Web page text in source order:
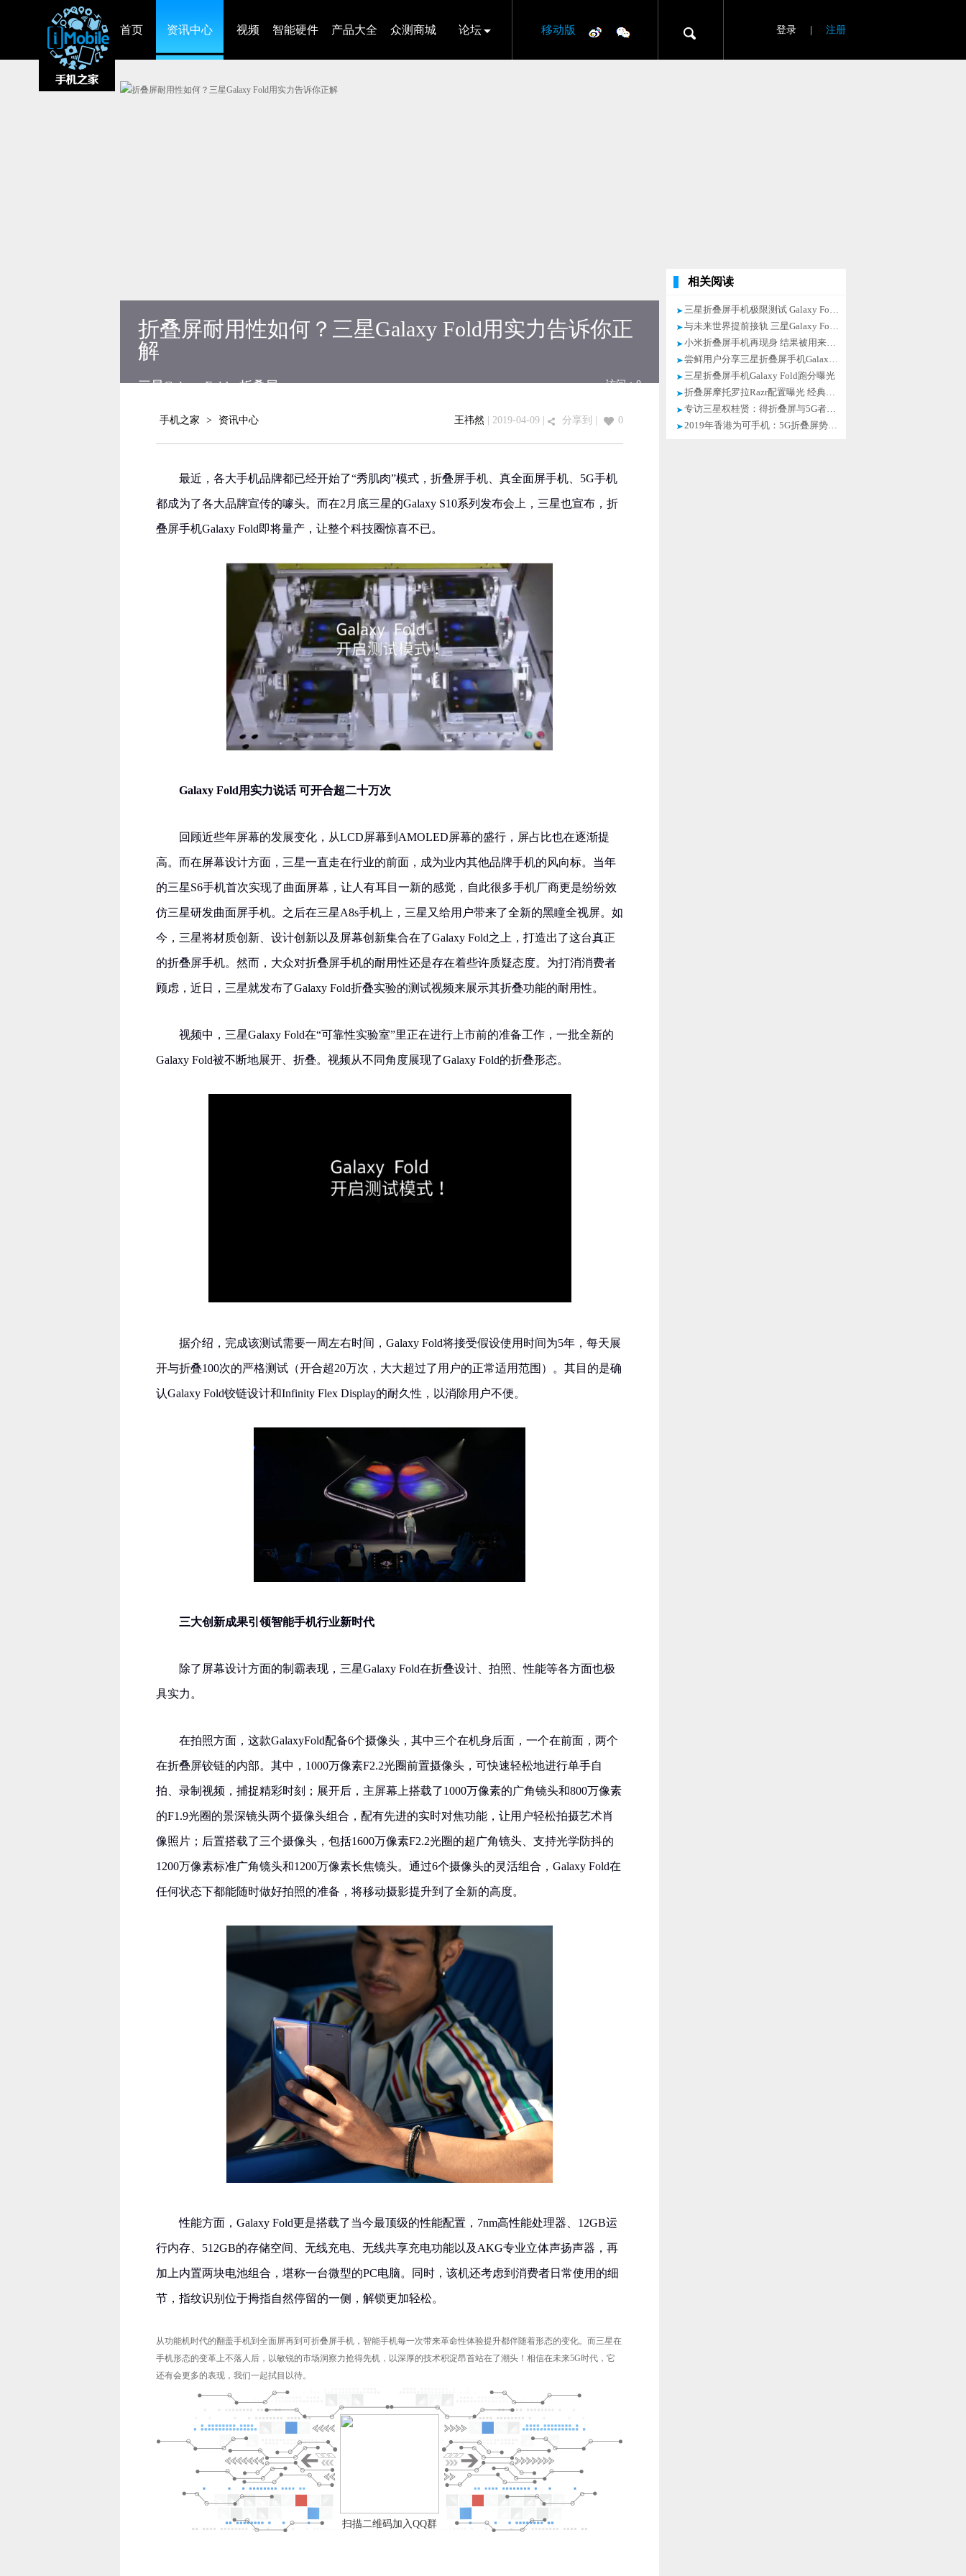
首页 资讯中心 视频 智能硬件 产品大全 众测商城 论坛 移动版 登录 注册
折叠屏耐用性如何？三星Galaxy Fold用实力告诉你正
解
三星Galaxy Fold 折叠屏 访问：0
手机之家 > 资讯中心 王祎然 | 2019-04-09 | 分享到 0
最近，各大手机品牌都已经开始了“秀肌肉”模式，折叠屏手机、真全面屏手机、5G手机
都成为了各大品牌宣传的噱头。而在2月底三星的Galaxy S10系列发布会上，三星也宣布，折
叠屏手机Galaxy Fold即将量产，让整个科技圈惊喜不已。
Galaxy Fold用实力说话 可开合超二十万次
回顾近些年屏幕的发展变化，从LCD屏幕到AMOLED屏幕的盛行，屏占比也在逐渐提
高。而在屏幕设计方面，三星一直走在行业的前面，成为业内其他品牌手机的风向标。当年
的三星S6手机首次实现了曲面屏幕，让人有耳目一新的感觉，自此很多手机厂商更是纷纷效
仿三星研发曲面屏手机。之后在三星A8s手机上，三星又给用户带来了全新的黑瞳全视屏。如
今，三星将材质创新、设计创新以及屏幕创新集合在了Galaxy Fold之上，打造出了这台真正
的折叠屏手机。然而，大众对折叠屏手机的耐用性还是存在着些许质疑态度。为打消消费者
顾虑，近日，三星就发布了Galaxy Fold折叠实验的测试视频来展示其折叠功能的耐用性。
视频中，三星Galaxy Fold在“可靠性实验室”里正在进行上市前的准备工作，一批全新的
Galaxy Fold被不断地展开、折叠。视频从不同角度展现了Galaxy Fold的折叠形态。
据介绍，完成该测试需要一周左右时间，Galaxy Fold将接受假设使用时间为5年，每天展
开与折叠100次的严格测试（开合超20万次，大大超过了用户的正常适用范围）。其目的是确
认Galaxy Fold铰链设计和Infinity Flex Display的耐久性，以消除用户不便。
三大创新成果引领智能手机行业新时代
除了屏幕设计方面的制霸表现，三星Galaxy Fold在折叠设计、拍照、性能等各方面也极
具实力。
在拍照方面，这款GalaxyFold配备6个摄像头，其中三个在机身后面，一个在前面，两个
在折叠屏铰链的内部。其中，1000万像素F2.2光圈前置摄像头，可快速轻松地进行单手自
拍、录制视频，捕捉精彩时刻；展开后，主屏幕上搭载了1000万像素的广角镜头和800万像素
的F1.9光圈的景深镜头两个摄像头组合，配有先进的实时对焦功能，让用户轻松拍摄艺术肖
像照片；后置搭载了三个摄像头，包括1600万像素F2.2光圈的超广角镜头、支持光学防抖的
1200万像素标准广角镜头和1200万像素长焦镜头。通过6个摄像头的灵活组合，Galaxy Fold在
任何状态下都能随时做好拍照的准备，将移动摄影提升到了全新的高度。
性能方面，Galaxy Fold更是搭载了当今最顶级的性能配置，7nm高性能处理器、12GB运
行内存、512GB的存储空间、无线充电、无线共享充电功能以及AKG专业立体声扬声器，再
加上内置两块电池组合，堪称一台微型的PC电脑。同时，该机还考虑到消费者日常使用的细
节，指纹识别位于拇指自然停留的一侧，解锁更加轻松。
从功能机时代的翻盖手机到全面屏再到可折叠屏手机，智能手机每一次带来革命性体验提升都伴随着形态的变化。而三星在
手机形态的变革上不落人后，以敏锐的市场洞察力抢得先机，以深厚的技术积淀昂首站在了潮头！相信在未来5G时代，它
还有会更多的表现，我们一起拭目以待。
扫描二维码加入QQ群
相关阅读
三星折叠屏手机极限测试 Galaxy Fold使用五年没问题
与未来世界提前接轨 三星Galaxy Fold超炫酷
小米折叠屏手机再现身 结果被用来盖泡面
尝鲜用户分享三星折叠屏手机Galaxy Fold体验
三星折叠屏手机Galaxy Fold跑分曝光
折叠屏摩托罗拉Razr配置曝光 经典来袭
专访三星权桂贤：得折叠屏与5G者，得天下
2019年香港为可手机：5G折叠屏势在必行！